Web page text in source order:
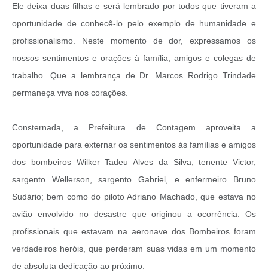
Ele deixa duas filhas e será lembrado por todos que tiveram a
oportunidade de conhecê-lo pelo exemplo de humanidade e
profissionalismo. Neste momento de dor, expressamos os
nossos sentimentos e orações à família, amigos e colegas de
trabalho. Que a lembrança de Dr. Marcos Rodrigo Trindade
permaneça viva nos corações.
Consternada, a Prefeitura de Contagem aproveita a
oportunidade para externar os sentimentos às famílias e amigos
dos bombeiros Wilker Tadeu Alves da Silva, tenente Victor,
sargento Wellerson, sargento Gabriel, e enfermeiro Bruno
Sudário; bem como do piloto Adriano Machado, que estava no
avião envolvido no desastre que originou a ocorrência. Os
profissionais que estavam na aeronave dos Bombeiros foram
verdadeiros heróis, que perderam suas vidas em um momento
de absoluta dedicação ao próximo.